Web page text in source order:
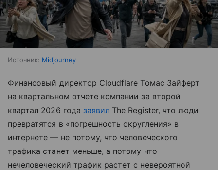
Источник: Midjourney
Финансовый директор Cloudflare Томас Зайферт
на квартальном отчете компании за второй
квартал 2026 года заявил The Register, что люди
превратятся в «погрешность округления» в
интернете — не потому, что человеческого
трафика станет меньше, а потому что
нечеловеческий трафик растет с невероятной